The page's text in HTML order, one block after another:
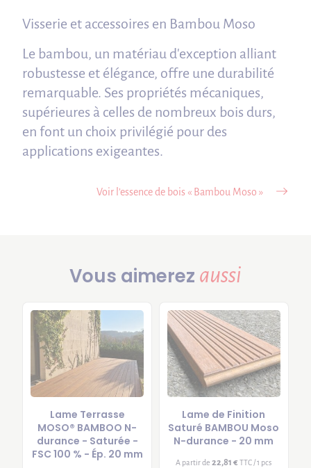
Visserie et accessoires en Bambou Moso
Le bambou, un matériau d'exception alliant
robustesse et élégance, offre une durabilité
remarquable. Ses propriétés mécaniques,
supérieures à celles de nombreux bois durs,
en font un choix privilégié pour des
applications exigeantes.
Voir l’essence de bois « Bambou Moso »
Vous aimerez aussi
Lame Terrasse
MOSO® BAMBOO N-
durance - Saturée -
FSC 100 % - Ép. 20 mm
Lame de Finition
Saturé BAMBOU Moso
N-durance - 20 mm
A partir de22,81 € TTC / 1 pcs